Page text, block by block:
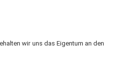
wir uns das Eigentum an den